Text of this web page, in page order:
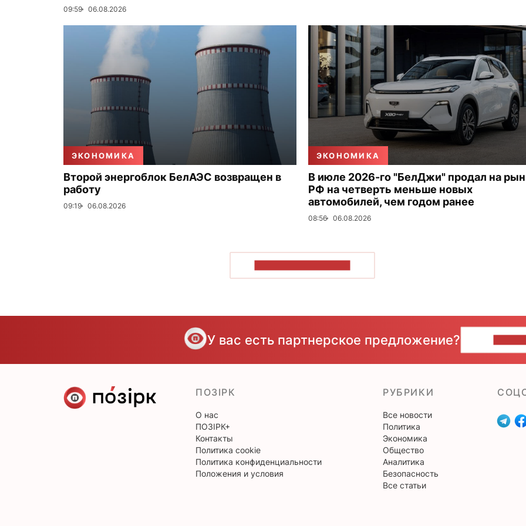
09:59 06.08.2026
ЭКОНОМИКА
Второй энергоблок БелАЭС возвращен в
работу
09:19 06.08.2026
ЭКОНОМИКА
В июле 2026-го "БелДжи" продал на
РФ на четверть меньше новых
автомобилей, чем годом ранее
08:56 06.08.2026
У вас есть партнерское предложение?
ПОЗІРК
О нас
ПОЗІРК+
Контакты
Политика cookie
Политика конфиденциальности
Положения и условия
РУБРИКИ
Все новости
Политика
Экономика
Общество
Аналитика
Безопасность
Все статьи